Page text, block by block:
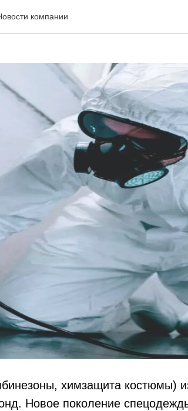
компании
химзащита
химзащита костюмы)
Новое поколение